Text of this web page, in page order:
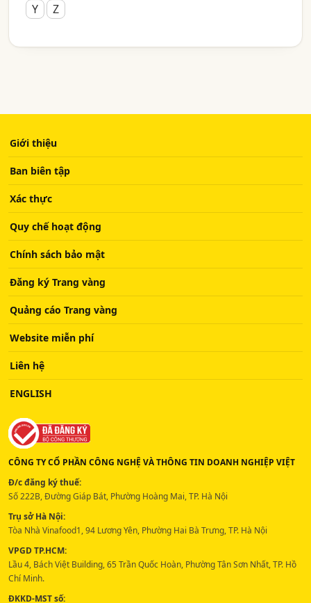
Y
Z
Giới thiệu
Ban biên tập
Xác thực
Quy chế hoạt động
Chính sách bảo mật
Đăng ký Trang vàng
Quảng cáo Trang vàng
Website miễn phí
Liên hệ
ENGLISH
CÔNG TY CỔ PHẦN CÔNG NGHỆ VÀ THÔNG TIN DOANH NGHIỆP VIỆT
Đ/c đăng ký thuế:
Số 222B, Đường Giáp Bát, Phường Hoàng Mai, TP. Hà Nội
Trụ sở Hà Nội:
Tòa Nhà Vinafood1, 94 Lương Yên, Phường Hai Bà Trưng, TP. Hà Nội
VPGD TP.HCM:
Lầu 4, Bách Việt Building, 65 Trần Quốc Hoàn, Phường Tân Sơn Nhất, TP. Hồ
Chí Minh.
ĐKKD-MST số: